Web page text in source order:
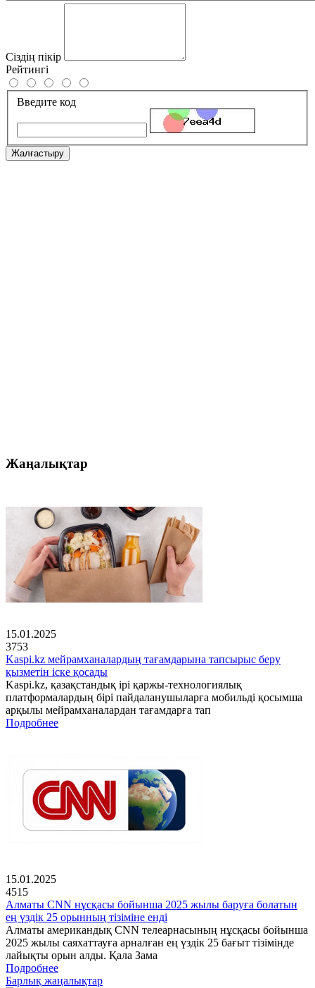
Сіздің пікір
Рейтингі
Введите код
Жалғастыру
Жаңалықтар
15.01.2025
3753
Kaspi.kz мейрамханалардың тағамдарына тапсырыс беру
қызметін іске қосады
Kaspi.kz, қазақстандық ірі қаржы-технологиялық
платформалардың бірі пайдаланушыларға мобильді қосымша
арқылы мейрамханалардан тағамдарға тап
Подробнее
15.01.2025
4515
Алматы CNN нұсқасы бойынша 2025 жылы баруға болатын
ең үздік 25 орынның тізіміне енді
Алматы американдық CNN телеарнасының нұсқасы бойынша
2025 жылы саяхаттауға арналған ең үздік 25 бағыт тізімінде
лайықты орын алды. Қала Зама
Подробнее
Барлық жаңалықтар